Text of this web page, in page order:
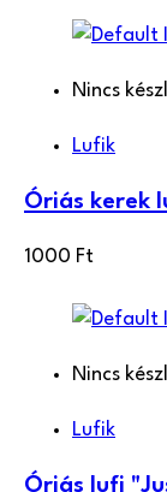
Nincs
Lufik
Óriás kerek
1000 Ft
Nincs
Lufik
Óriás lufi